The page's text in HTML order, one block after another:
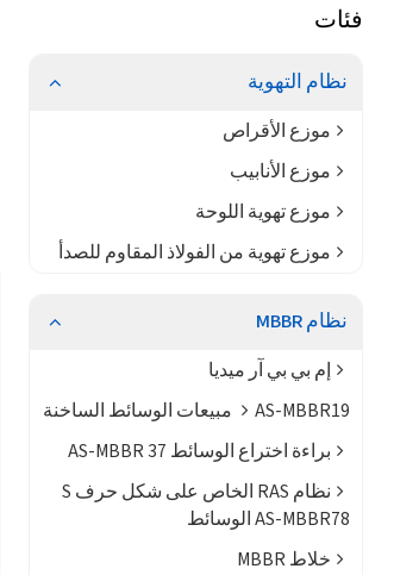
فئات
نظام التهوية
موزع الأقراص
موزع الأنابيب
موزع تهوية اللوحة
موزع تهوية من الفولاذ المقاوم للصدأ
نظام MBBR
إم بي بي آر ميديا
AS-MBBR19 مبيعات الوسائط الساخنة
براءة اختراع الوسائط AS-MBBR 37
نظام RAS الخاص على شكل حرف S
AS-MBBR78 الوسائط
خلاط MBBR